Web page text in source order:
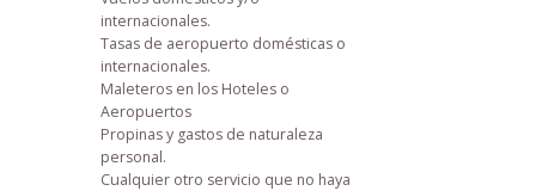
internacionales.
Tasas de aeropuerto domésticas o
internacionales.
Maleteros en los Hoteles o
Aeropuertos
Propinas y gastos de naturaleza
personal.
Cualquier otro servicio que no haya